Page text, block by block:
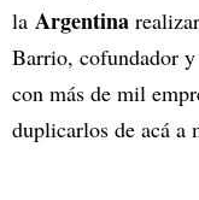
la Argentina
Barrio, cofundador
con más de mil
duplicarlos de acá a